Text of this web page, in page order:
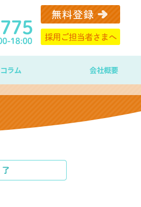
コラム 会社概要